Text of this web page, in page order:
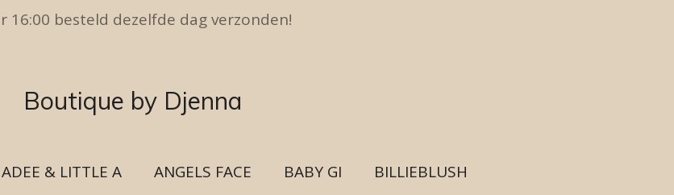
16:00 besteld dezelfde dag verzonden!
Boutique by Djenna
ADEE & LITTLE A ANGELS FACE BABY GI
BILLIEBLUSH